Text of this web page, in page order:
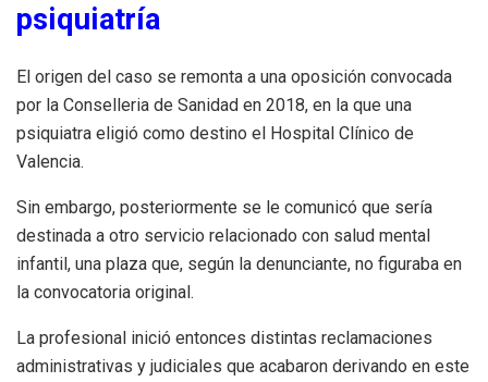
psiquiatría
El origen del caso se remonta a una oposición convocada
por la Conselleria de Sanidad en 2018, en la que una
psiquiatra eligió como destino el Hospital Clínico de
Valencia.
Sin embargo, posteriormente se le comunicó que sería
destinada a otro servicio relacionado con salud mental
infantil, una plaza que, según la denunciante, no figuraba en
la convocatoria original.
La profesional inició entonces distintas reclamaciones
administrativas y judiciales que acabaron derivando en este